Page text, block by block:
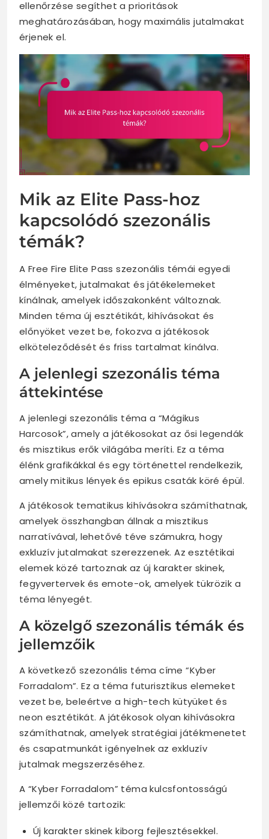
ellenőrzése segíthet a prioritások
meghatározásában, hogy maximális jutalmakat
érjenek el.
Mik az Elite Pass-hoz
kapcsolódó szezonális
témák?
A Free Fire Elite Pass szezonális témái egyedi
élményeket, jutalmakat és játékelemeket
kínálnak, amelyek időszakonként változnak.
Minden téma új esztétikát, kihívásokat és
előnyöket vezet be, fokozva a játékosok
elköteleződését és friss tartalmat kínálva.
A jelenlegi szezonális téma
áttekintése
A jelenlegi szezonális téma a “Mágikus
Harcosok”, amely a játékosokat az ősi legendák
és misztikus erők világába meríti. Ez a téma
élénk grafikákkal és egy történettel rendelkezik,
amely mitikus lények és epikus csaták köré épül.
A játékosok tematikus kihívásokra számíthatnak,
amelyek összhangban állnak a misztikus
narratívával, lehetővé téve számukra, hogy
exkluzív jutalmakat szerezzenek. Az esztétikai
elemek közé tartoznak az új karakter skinek,
fegyvertervek és emote-ok, amelyek tükrözik a
téma lényegét.
A közelgő szezonális témák és
jellemzőik
A következő szezonális téma címe “Kyber
Forradalom”. Ez a téma futurisztikus elemeket
vezet be, beleértve a high-tech kütyüket és
neon esztétikát. A játékosok olyan kihívásokra
számíthatnak, amelyek stratégiai játékmenetet
és csapatmunkát igényelnek az exkluzív
jutalmak megszerzéséhez.
A “Kyber Forradalom” téma kulcsfontosságú
jellemzői közé tartozik:
Új karakter skinek kiborg fejlesztésekkel.